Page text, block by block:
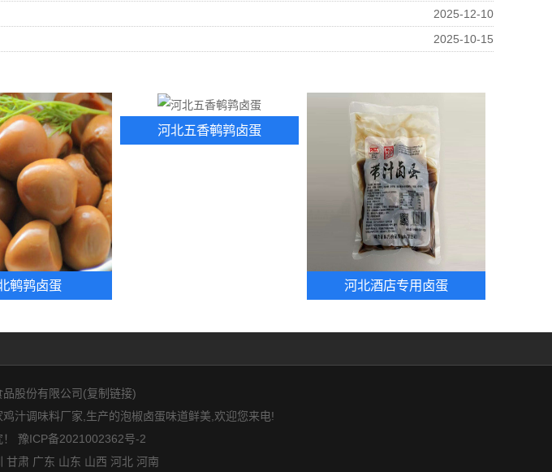
2025-12-10
2025-10-15
鹌鹑卤蛋
河北五香鹌鹑卤蛋
河北酒店专用卤蛋
股份有限公司(复制链接)
汁调味料厂家,生产的泡椒卤蛋味道鲜美,欢迎您来电!
豫ICP备2021002362号-2
甘肃 广东 山东 山西 河北 河南